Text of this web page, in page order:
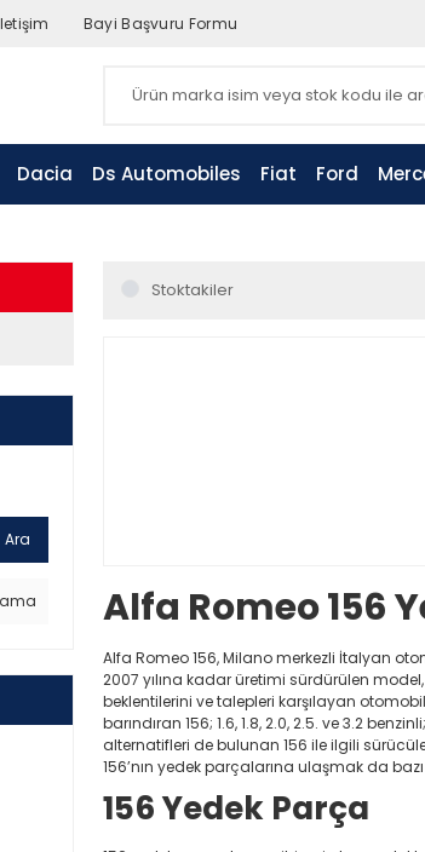
Bayi Başvuru Formu
Dacia Ds Automobiles Fiat Ford
Ara
Stoktakiler
Alfa Romeo 156
Alfa Romeo 156, Milano merkezli İtalyan
2007 yılına kadar üretimi sürdürülen
beklentilerini ve talepleri karşılayan
barındıran 156; 1.6, 1.8, 2.0, 2.5. ve 3.2
alternatifleri de bulunan 156 ile ilgili
156’nın yedek parçalarına ulaşmak da
156 Yedek Parça